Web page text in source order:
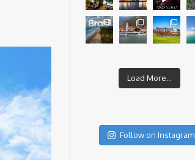
Load More...
Follow on Instagram